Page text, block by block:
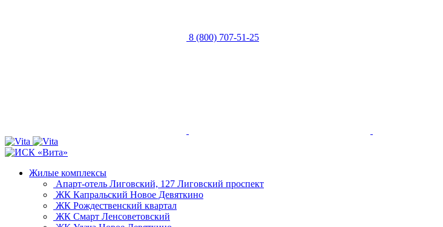
8 (800) 707-51-25
Жилые комплексы
Апарт-отель Лиговский, 127 Лиговский проспект
ЖК Капральский Новое Девяткино
ЖК Рождественский квартал
ЖК Смарт Ленсоветовский